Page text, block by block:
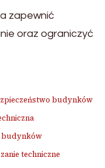
zapewnić
oraz ograniczyć
budynków
budynków
techniczne